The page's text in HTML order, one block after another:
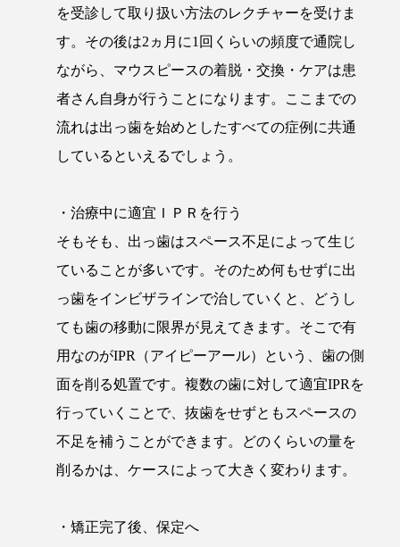
を受診して取り扱い方法のレクチャーを受けま
す。その後は2ヵ月に1回くらいの頻度で通院し
ながら、マウスピースの着脱・交換・ケアは患
者さん自身が行うことになります。ここまでの
流れは出っ歯を始めとしたすべての症例に共通
しているといえるでしょう。
・治療中に適宜ＩＰＲを行う
そもそも、出っ歯はスペース不足によって生じ
ていることが多いです。そのため何もせずに出
っ歯をインビザラインで治していくと、どうし
ても歯の移動に限界が見えてきます。そこで有
用なのがIPR（アイピーアール）という、歯の側
面を削る処置です。複数の歯に対して適宜IPRを
行っていくことで、抜歯をせずともスペースの
不足を補うことができます。どのくらいの量を
削るかは、ケースによって大きく変わります。
・矯正完了後、保定へ